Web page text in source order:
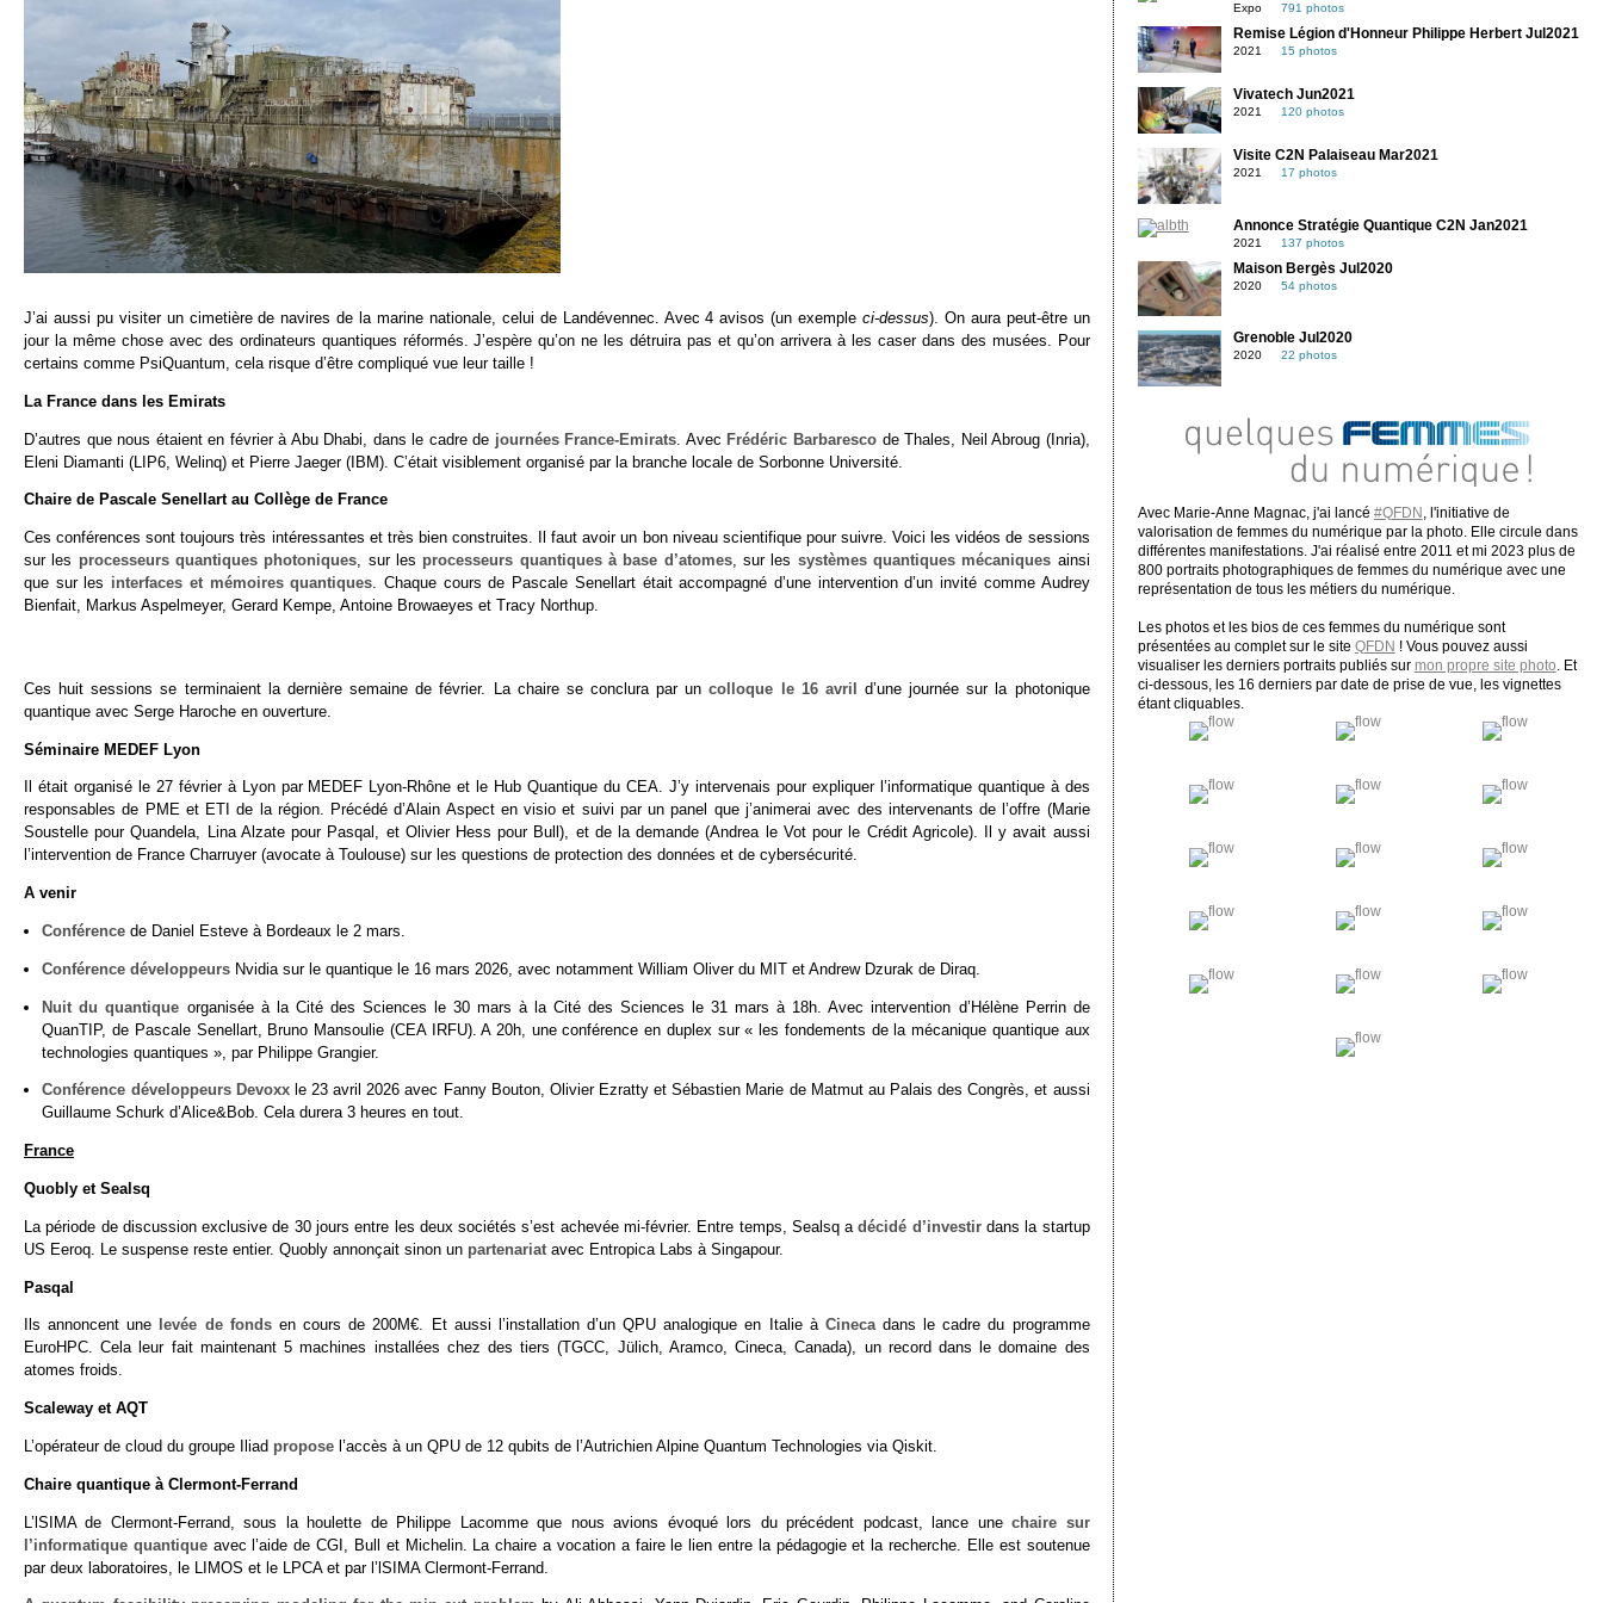
J’ai aussi pu visiter un cimetière de navires de la marine nationale, celui de Landévennec. Avec 4 avisos (un exempleci-dessus). On aura peut-être un
jour la même chose avec des ordinateurs quantiques réformés. J’espère qu’on ne les détruira pas et qu’on arrivera à les caser dans des musées. Pour
certains comme PsiQuantum, cela risque d’être compliqué vue leur taille !
La France dans les Emirats
D’autres que nous étaient en février à Abu Dhabi, dans le cadre de journées France-Emirats . Avec Frédéric Barbaresco de Thales, Neil Abroug (Inria),
Eleni Diamanti (LIP6, Welinq) et Pierre Jaeger (IBM). C’était visiblement organisé par la branche locale de Sorbonne Université.
Chaire de Pascale Senellart au Collège de France
Ces conférences sont toujours très intéressantes et très bien construites. Il faut avoir un bon niveau scientifique pour suivre. Voici les vidéos de sessions
sur les processeurs quantiques photoniques, sur les processeurs quantiques à base d’atomes, sur les systèmes quantiques mécaniques ainsi
que sur les interfaces et mémoires quantiques. Chaque cours de Pascale Senellart était accompagné d’une intervention d’un invité comme Audrey
Bienfait, Markus Aspelmeyer, Gerard Kempe, Antoine Browaeyes et Tracy Northup.
Ces huit sessions se terminaient la dernière semaine de février. La chaire se conclura par uncolloque le 16 avril
d’une journée sur la photonique
quantique avec Serge Haroche en ouverture.
Séminaire MEDEF Lyon
Il était organisé le 27 février à Lyon par MEDEF Lyon-Rhône et le Hub Quantique du CEA. J’y intervenais pour expliquer l’informatique quantique à des
responsables de PME et ETI de la région. Précédé d’Alain Aspect en visio et suivi par un panel que j’animerai avec des intervenants de l’offre (Marie
Soustelle pour Quandela, Lina Alzate pour Pasqal, et Olivier Hess pour Bull), et de la demande (Andrea le Vot pour le Crédit Agricole). Il y avait aussi
l’intervention de France Charruyer (avocate à Toulouse) sur les questions de protection des données et de cybersécurité.
A venir
Conférence de Daniel Esteve à Bordeaux le 2 mars.
Conférence développeurs Nvidia sur le quantique le 16 mars 2026, avec notamment William Oliver du MIT et Andrew Dzurak de Diraq.
Nuit du quantique organisée à la Cité des Sciences le 30 mars à la Cité des Sciences le 31 mars à 18h. Avec intervention d’Hélène Perrin de
QuanTIP, de Pascale Senellart, Bruno Mansoulie (CEA IRFU). A 20h, une conférence en duplex sur « les fondements de la mécanique quantique aux
technologies quantiques », par Philippe Grangier.
Conférence développeurs Devoxxle 23 avril 2026 avec Fanny Bouton, Olivier Ezratty et Sébastien Marie de Matmut au Palais des Congrès, et aussi
Guillaume Schurk d’Alice&Bob. Cela durera 3 heures en tout.
France
Quobly et Sealsq
La période de discussion exclusive de 30 jours entre les deux sociétés s’est achevée mi-février. Entre temps, Sealsq adécidé d’investirdans la startup
US Eeroq. Le suspense reste entier. Quobly annonçait sinon un partenariat avec Entropica Labs à Singapour.
Pasqal
Ils annoncent une levée de fondsen cours de 200M€. Et aussi l’installation d’un QPU analogique en Italie à Cinecadans le cadre du programme
EuroHPC. Cela leur fait maintenant 5 machines installées chez des tiers (TGCC, Jülich, Aramco, Cineca, Canada), un record dans le domaine des
atomes froids.
Scaleway et AQT
L’opérateur de cloud du groupe Iliad propose l’accès à un QPU de 12 qubits de l’Autrichien Alpine Quantum Technologies via Qiskit.
Chaire quantique à Clermont-Ferrand
L’lSIMA de Clermont-Ferrand, sous la houlette de Philippe Lacomme que nous avions évoqué lors du précédent podcast, lance unechaire sur
l’informatique quantiqueavec l’aide de CGI, Bull et Michelin. La chaire a vocation a faire le lien entre la pédagogie et la recherche. Elle est soutenue
par deux laboratoires, le LIMOS et le LPCA et par l’lSIMA Clermont-Ferrand.
Expo 791 photos
Remise Légion d'Honneur Philippe Herbert Jul2021
2021 15 photos
Vivatech Jun2021
2021 120 photos
Visite C2N Palaiseau Mar2021
2021 17 photos
Annonce Stratégie Quantique C2N Jan2021
2021 137 photos
Maison Bergès Jul2020
2020 54 photos
Grenoble Jul2020
2020 22 photos
Avec Marie-Anne Magnac, j'ai lancé #QFDN
, l'initiative de
valorisation de femmes du numérique par la photo. Elle circule dans
différentes manifestations. J'ai réalisé entre 2011 et mi 2023 plus de
800 portraits photographiques de femmes du numérique avec une
représentation de tous les métiers du numérique.
Les photos et les bios de ces femmes du numérique sont
présentées au complet sur le site QFDN ! Vous pouvez aussi
visualiser les derniers portraits publiés sur mon propre site photo . Et
ci-dessous, les 16 derniers par date de prise de vue, les vignettes
étant cliquables.